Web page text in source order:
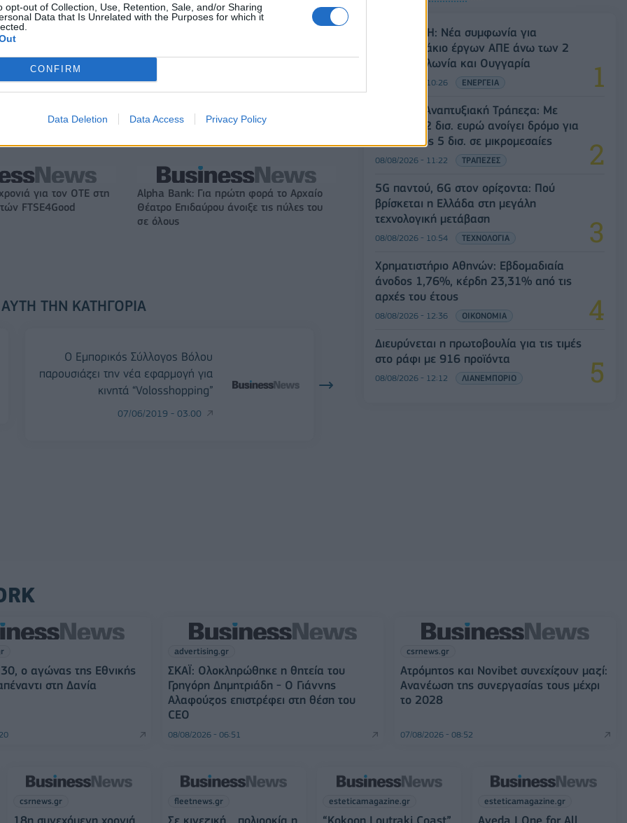
opt-out of Collection, Use, Retention, Sale, and/or Sharing
Data that Is Unrelated with the Purposes for which it
CONFIRM
Data Deletion Data Access Privacy Policy
98,7 εκατ. ευρώ
57% - Τα νέα
& non alcohol
Deloitte Ελλάδος: Χρηματοοικονομικός
πολωνική αγορά ενέργειας
για τον ΟΤΕ στη
FTSE4Good
Alpha Bank: Για πρώτη φορά το Αρχαίο
Θέατρο Επιδαύρου άνοιξε τις πύλες του
σε όλους
ΤΗΝ ΚΑΤΗΓΟΡΊΑ
Ο Εμπορικός Σύλλογος Βόλου
παρουσιάζει την νέα εφαρμογή για
κινητά “Volosshopping”
07/06/2019 - 03:00
Όμιλος ΔΕΗ: Νέα συμφωνία για
χαρτοφυλάκιο έργων ΑΠΕ άνω των 2
GW σε Πολωνία και Ουγγαρία
08/08/2026 - 10:26 ΕΝΕΡΓΕΙΑ
Ελληνική Αναπτυξιακή Τράπεζα: Με
«προίκα» 2 δισ. ευρώ ανοίγει δρόμο για
δάνεια έως 5 δισ. σε μικρομεσαίες
08/08/2026 - 11:22 ΤΡΑΠΕΖΕΣ
5G παντού, 6G στον ορίζοντα: Πού
βρίσκεται η Ελλάδα στη μεγάλη
τεχνολογική μετάβαση
08/08/2026 - 10:54 ΤΕΧΝΟΛΟΓΙΑ
Χρηματιστήριο Αθηνών: Εβδομαδιαία
άνοδος 1,76%, κέρδη 23,31% από τις
αρχές του έτους
08/08/2026 - 12:36 ΟΙΚΟΝΟΜΙΑ
Διευρύνεται η πρωτοβουλία για τις τιμές
στο ράφι με 916 προϊόντα
08/08/2026 - 12:12 ΛΙΑΝΕΜΠΟΡΙΟ
ο αγώνας της Εθνικής
στη Δανία
advertising.gr
ΣΚΑΪ: Ολοκληρώθηκε η θητεία του
Γρηγόρη Δημητριάδη - Ο Γιάννης
Αλαφούζος επιστρέφει στη θέση του
CEO
08/08/2026 - 06:51
csrnews.gr
Ατρόμητος και Novibet συνεχίζουν μαζί:
Ανανέωση της συνεργασίας τους μέχρι
το 2028
07/08/2026 - 08:52
csrnews.gr
18η συνεχόμενη χρονιά
fleetnews.gr
Σε κινεζική… πολιορκία η
esteticamagazine.gr
“Kokoon Loutraki Coast”
esteticamagazine.gr
Aveda I One for All